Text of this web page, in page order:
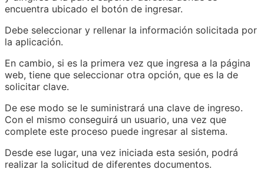
encuentra ubicado el botón de ingresar.
Debe seleccionar y rellenar la información solicitada por
la aplicación.
En cambio, si es la primera vez que ingresa a la página
web, tiene que seleccionar otra opción, que es la de
solicitar clave.
De ese modo se le suministrará una clave de ingreso.
Con el mismo conseguirá un usuario, una vez que
complete este proceso puede ingresar al sistema.
Desde ese lugar, una vez iniciada esta sesión, podrá
realizar la solicitud de diferentes documentos.